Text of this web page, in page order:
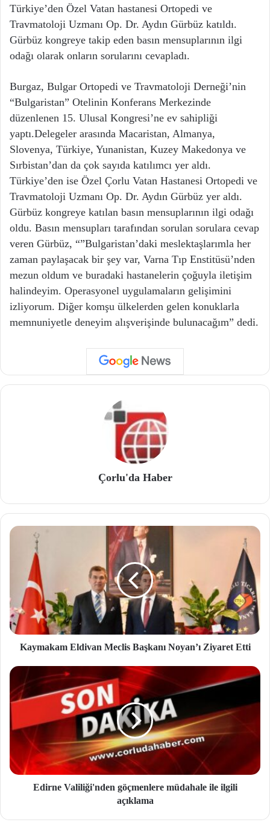
Türkiye’den Özel Vatan hastanesi Ortopedi ve
Travmatoloji Uzmanı Op. Dr. Aydın Gürbüz katıldı.
Gürbüz kongreye takip eden basın mensuplarının ilgi
odağı olarak onların sorularını cevapladı.
Burgaz, Bulgar Ortopedi ve Travmatoloji Derneği’nin
“Bulgaristan” Otelinin Konferans Merkezinde
düzenlenen 15. Ulusal Kongresi’ne ev sahipliği
yaptı.Delegeler arasında Macaristan, Almanya,
Slovenya, Türkiye, Yunanistan, Kuzey Makedonya ve
Sırbistan’dan da çok sayıda katılımcı yer aldı.
Türkiye’den ise Özel Çorlu Vatan Hastanesi Ortopedi ve
Travmatoloji Uzmanı Op. Dr. Aydın Gürbüz yer aldı.
Gürbüz kongreye katılan basın mensuplarının ilgi odağı
oldu. Basın mensupları tarafından sorulan sorulara cevap
veren Gürbüz, “”Bulgaristan’daki meslektaşlarımla her
zaman paylaşacak bir şey var, Varna Tıp Enstitüsü’nden
mezun oldum ve buradaki hastanelerin çoğuyla iletişim
halindeyim. Operasyonel uygulamaların gelişimini
izliyorum. Diğer komşu ülkelerden gelen konuklarla
memnuniyetle deneyim alışverişinde bulunacağım” dedi.
Çorlu'da Haber
Kaymakam Eldivan Meclis Başkanı Noyan’ı Ziyaret Etti
Edirne Valiliği'nden göçmenlere müdahale ile ilgili
açıklama